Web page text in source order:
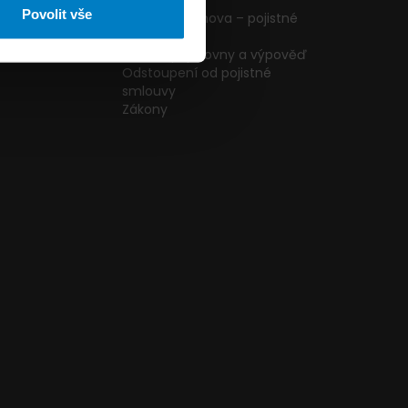
Povolit vše
Pojištění domova – pojistné
podmínky
Změna pojišťovny a výpověď
Odstoupení od pojistné
smlouvy
Zákony